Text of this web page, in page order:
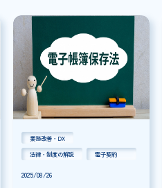
業務改善・DX
法律・制度の解説
2025/08/21